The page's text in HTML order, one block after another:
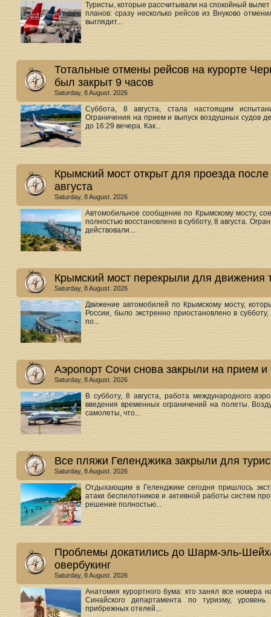
Туристы, которые рассчитывали на спокойный
планов: сразу несколько рейсов из Внуково
выглядит...
Тотальные отмены рейсов на курорте
был закрыт 9 часов
Saturday, 8 August. 2026
Суббота, 8 августа, стала настоящим
Ограничения на прием и выпуск воздушных судов
до 16:29 вечера. Как...
Крымский мост открыт для проезда
августа
Saturday, 8 August. 2026
Автомобильное сообщение по Крымскому мосту,
полностью восстановлено в субботу, 8 августа.
действовали...
Крымский мост перекрыли для движения
Saturday, 8 August. 2026
Движение автомобилей по Крымскому мосту,
России, было экстренно приостановлено в
по...
Аэропорт Сочи снова закрыли на прием и
Saturday, 8 August. 2026
В субботу, 8 августа, работа международного
введения временных ограничений на полеты.
самолеты, что...
Все пляжи Геленджика закрыли для
Saturday, 8 August. 2026
Отдыхающим в Геленджике сегодня пришлось
атаки беспилотников и активной работы систем
решение полностью...
Проблемы докатились до Шарм-эль-
овербукинг
Saturday, 8 August. 2026
Анатомия курортного бума: кто занял все
Синайского департамента по туризму,
прибрежных отелей...